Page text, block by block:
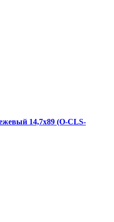
14,7x89 (O-CLS-